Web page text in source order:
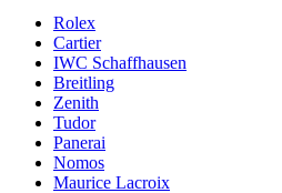
Rolex
Cartier
IWC Schaffhausen
Breitling
Zenith
Tudor
Panerai
Nomos
Maurice Lacroix